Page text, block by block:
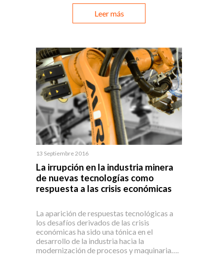
Leer más
13 Septiembre 2016
La irrupción en la industria minera
de nuevas tecnologías como
respuesta a las crisis económicas
La aparición de respuestas tecnológicas a
los desafíos derivados de las crisis
económicas ha sido una tónica en el
desarrollo de la industria hacia la
modernización de procesos y maquinaria….